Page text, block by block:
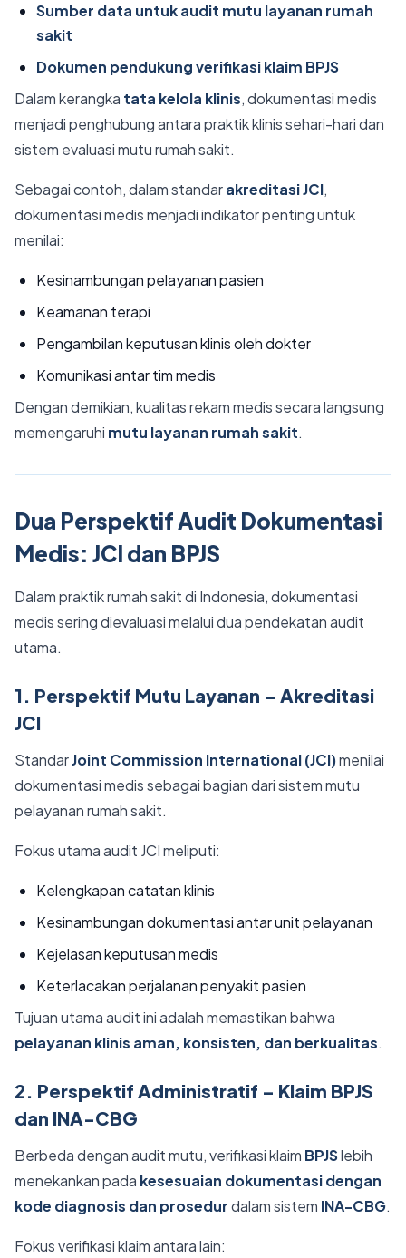
Sumber data untuk audit mutu layanan rumah
sakit
Dokumen pendukung verifikasi klaim BPJS
Dalam kerangka tata kelola klinis, dokumentasi medis
menjadi penghubung antara praktik klinis sehari-hari dan
sistem evaluasi mutu rumah sakit.
Sebagai contoh, dalam standarakreditasi JCI,
dokumentasi medis menjadi indikator penting untuk
menilai:
Kesinambungan pelayanan pasien
Keamanan terapi
Pengambilan keputusan klinis oleh dokter
Komunikasi antar tim medis
Dengan demikian, kualitas rekam medis secara langsung
memengaruhi mutu layanan rumah sakit.
Dua Perspektif Audit Dokumentasi
Medis: JCI dan BPJS
Dalam praktik rumah sakit di Indonesia, dokumentasi
medis sering dievaluasi melalui dua pendekatan audit
utama.
1. Perspektif Mutu Layanan – Akreditasi
JCI
StandarJoint Commission International (JCI)menilai
dokumentasi medis sebagai bagian dari sistem mutu
pelayanan rumah sakit.
Fokus utama audit JCI meliputi:
Kelengkapan catatan klinis
Kesinambungan dokumentasi antar unit pelayanan
Kejelasan keputusan medis
Keterlacakan perjalanan penyakit pasien
Tujuan utama audit ini adalah memastikan bahwa
pelayanan klinis aman, konsisten, dan berkualitas.
2. Perspektif Administratif – Klaim BPJS
dan INA-CBG
Berbeda dengan audit mutu, verifikasi klaim BPJSlebih
menekankan pada kesesuaian dokumentasi dengan
kode diagnosis dan prosedurdalam sistem INA-CBG.
Fokus verifikasi klaim antara lain: